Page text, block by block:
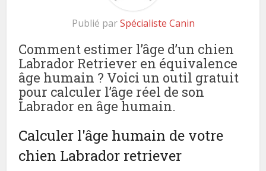
Publié parSpécialiste Canin
Comment estimer l’âge d’un chien
Labrador Retriever en équivalence
âge humain ? Voici un outil gratuit
pour calculer l’âge réel de son
Labrador en âge humain.
Calculer l'âge humain de votre
chien Labrador retriever